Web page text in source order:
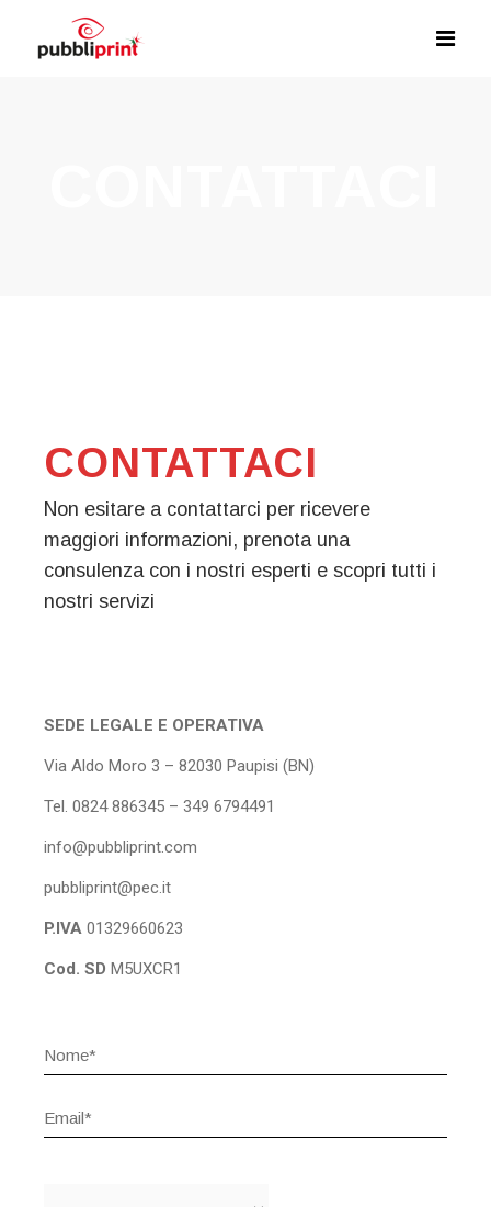
CONTATTACI
Non esitare a contattarci per ricevere
maggiori informazioni, prenota una
consulenza con i nostri esperti e scopri tutti i
nostri servizi
SEDE LEGALE E OPERATIVA
Via Aldo Moro 3 – 82030 Paupisi (BN)
Tel. 0824 886345 – 349 6794491
info@pubbliprint.com
pubbliprint@pec.it
P.IVA 01329660623
Cod. SD M5UXCR1